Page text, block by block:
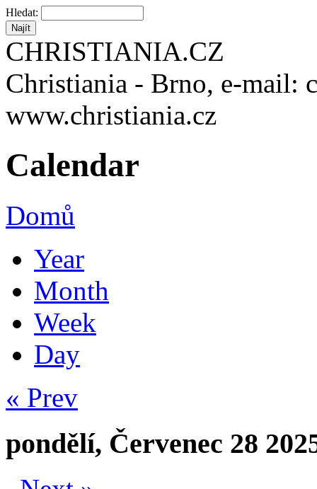
Hledat:
CHRISTIANIA.CZ
Christiania - Brno, e-mail:
www.christiania.cz
Calendar
Domů
Year
Month
Week
Day
« Prev
pondělí, Červenec 28